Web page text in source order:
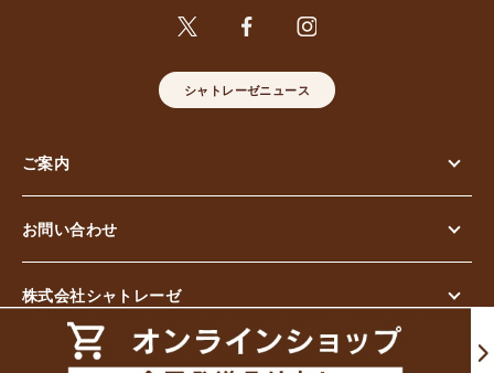
シャトレーゼニュース
ご案内
お問い合わせ
株式会社シャトレーゼ
© Chateraise Co.,Ltd. All Rights Reserved.